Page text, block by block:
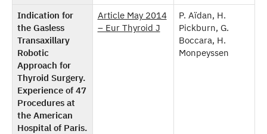
Indication for
the Gasless
Transaxillary
Robotic
Approach for
Thyroid Surgery.
Experience of 47
Procedures at
the American
Hospital of Paris.
Article May 2014
– Eur Thyroid J
P. Aïdan, H.
Pickburn, G.
Boccara, H.
Monpeyssen